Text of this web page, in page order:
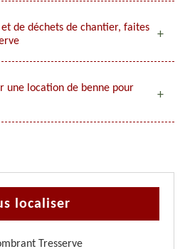
et de déchets de chantier, faites
une location de benne pour
localiser
Tresserve